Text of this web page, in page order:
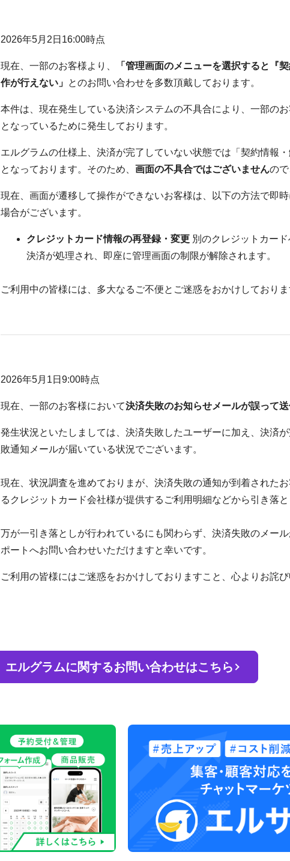
2026年5月2日16:00時点
現在、一部のお客様より、
「管理画面のメニューを選択すると『
作が行えない」 とのお問い合わせを多数頂戴しております。
本件は、現在発生している決済システムの不具合により、一部の
となっているために発生しております。
エルグラムの仕様上、決済が完了していない状態では「契約情報
となっております。そのため、 画面の不具合ではございませんので
現在、画面が遷移して操作ができないお客様は、以下の方法で即
場合がございます。
クレジットカード情報の再登録・変更 別のクレジットカー
決済が処理され、即座に管理画面の制限が解除されます。
ご利用中の皆様には、多大なるご不便とご迷惑をおかけしており
2026年5月1日9:00時点
現在、一部のお客様において決済失敗のお知らせメールが誤って
発生状況といたしましては、決済失敗したユーザーに加え、決済
敗通知メールが届いている状況でございます。
現在、状況調査を進めておりまが、決済失敗の通知が到着された
るクレジットカード会社様が提供するご利用明細などから引き落と
万が一引き落としが行われているにも関わらず、決済失敗のメー
ポートへお問い合わせいただけますと幸いです。
ご利用の皆様にはご迷惑をおかけしておりますこと、心よりお詫び
エルグラムに関するお問い合わせはこちら